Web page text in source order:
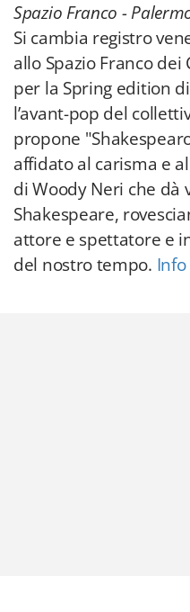
Spazio Franco -
Si cambia registro
allo Spazio Franco
per la Spring edition
l’avant-pop del
propone
affidato al carisma e
di Woody Neri che dà
Shakespeare,
attore e spettatore e
del nostro tempo.